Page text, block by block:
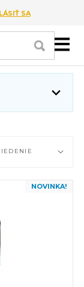
SA
NOVINKA!